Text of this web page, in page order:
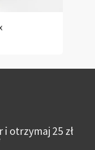
otrzymaj 25 zł